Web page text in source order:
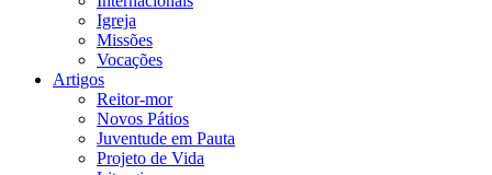
Igreja
Missões
Vocações
Artigos
Reitor-mor
Novos Pátios
Juventude em Pauta
Projeto de Vida